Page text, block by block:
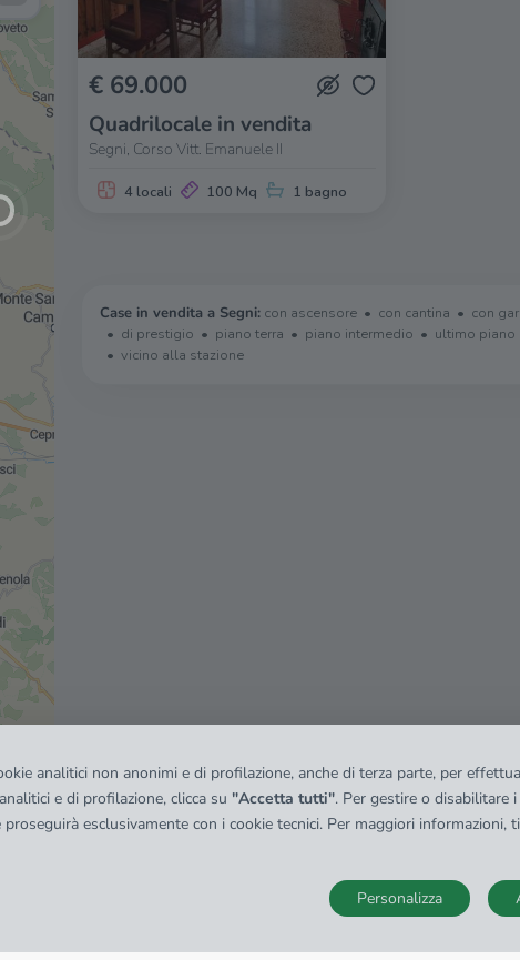
€ 69.000
Quadrilocale in vendita
Segni, Corso Vitt. Emanuele II
4 locali 100 Mq 1 bagno
Case in vendita a Segni: con ascensore con cantina con
di prestigio
piano terra piano intermedio ultimo piano
vicino alla stazione
analitici non anonimi e di profilazione, anche di terza parte, per
e di profilazione, clicca su "Accetta tutti". Per gestire o disabilitare i
esclusivamente con i cookie tecnici. Per maggiori informazioni,
Personalizza